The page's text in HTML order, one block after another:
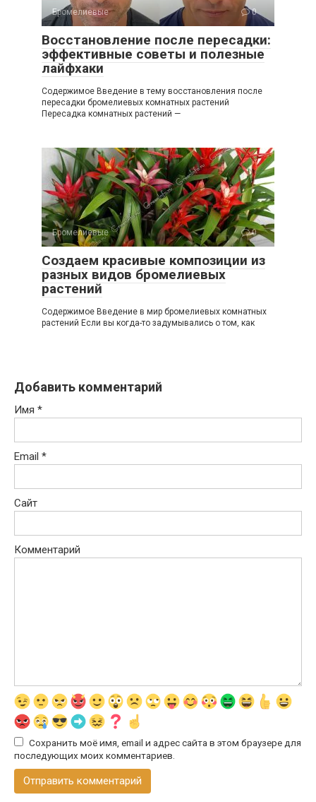
Бромелиевые 0
Восстановление после пересадки:
эффективные советы и полезные
лайфхаки
Содержимое Введение в тему восстановления после
пересадки бромелиевых комнатных растений
Пересадка комнатных растений —
Бромелиевые 0
Создаем красивые композиции из
разных видов бромелиевых
растений
Содержимое Введение в мир бромелиевых комнатных
растений Если вы когда-то задумывались о том, как
Добавить комментарий
Имя *
Email *
Сайт
Комментарий
Сохранить моё имя, email и адрес сайта в этом браузере для
последующих моих комментариев.